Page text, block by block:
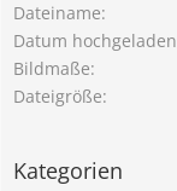
Dateiname
Datum hochgeladen
Bildmaße
Dateigröße
Kategorien